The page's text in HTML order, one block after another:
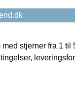
stjerner fra 1 til